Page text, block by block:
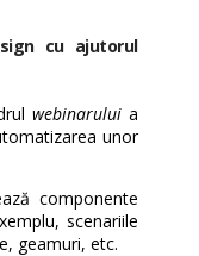
cu ajutorul
webinaruluia
unor
componente
scenariile
geamuri, etc.